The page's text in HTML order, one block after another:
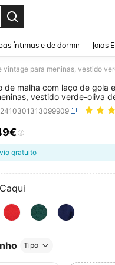
íntimas e de dormir Joias
de malha com laço de gola
vestido verde-oliva
alta plissado
AND
gratuito
Caqui
Tipo